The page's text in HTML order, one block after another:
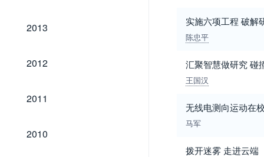
2013
2013
2012
2012
2011
2011
2010
2010
实施六项工程 破解
陈忠平
汇聚智慧做研究
王国汉
无线电测向运动在
马军
拨开迷雾 走进云端